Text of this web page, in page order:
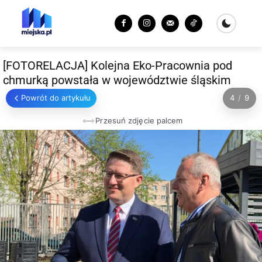
[FOTORELACJA] Kolejna Eko-Pracownia pod
chmurką powstała w województwie śląskim
Powrót do artykułu 4 / 9
Przesuń zdjęcie palcem